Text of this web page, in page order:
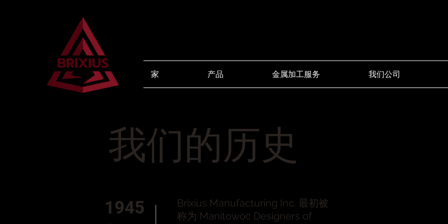
家 产品 金属加工服务 我们公司
我们的历史
1945
Brixius Manufacturing Inc. 最初被
称为 Manitowoc Designers of